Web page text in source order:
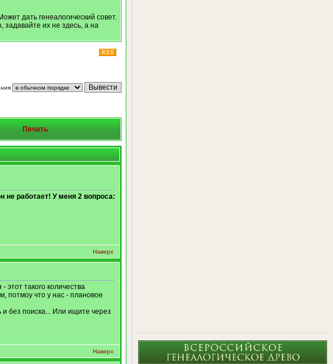
дать генеалогический совет.
их не здесь, а на
Печать
не работает! У меня 2 вопроса:
Наверх
такого количества
потмоу что у нас - плановое
без поиска... Или ищите через
Наверх